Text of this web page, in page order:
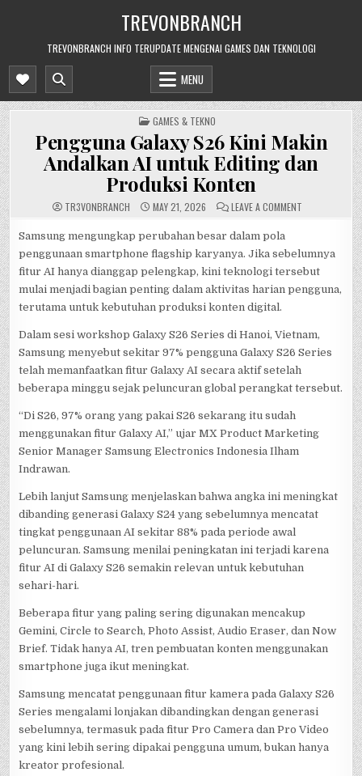
TREVONBRANCH
TREVONBRANCH INFO TERUPDATE MENGENAI GAMES DAN TEKNOLOGI
MENU
POSTED
IN
GAMES & TEKNO
Pengguna Galaxy S26 Kini Makin
Andalkan AI untuk Editing dan
Produksi Konten
TR3V0NBRANCH MAY 21, 2026 LEAVE A COMMENTON
MAKIN
ANDALKAN
AI
EDITING
Samsung mengungkap perubahan besar dalam pola
penggunaan smartphone flagship karyanya. Jika sebelumnya
fitur AI hanya dianggap pelengkap, kini teknologi tersebut
mulai menjadi bagian penting dalam aktivitas harian pengguna,
terutama untuk kebutuhan produksi konten digital.
Dalam sesi workshop Galaxy S26 Series di Hanoi, Vietnam,
Samsung menyebut sekitar 97% pengguna Galaxy S26 Series
telah memanfaatkan fitur Galaxy AI secara aktif setelah
beberapa minggu sejak peluncuran global perangkat tersebut.
“Di S26, 97% orang yang pakai S26 sekarang itu sudah
menggunakan fitur Galaxy AI,” ujar MX Product Marketing
Senior Manager Samsung Electronics Indonesia Ilham
Indrawan.
Lebih lanjut Samsung menjelaskan bahwa angka ini meningkat
dibanding generasi Galaxy S24 yang sebelumnya mencatat
tingkat penggunaan AI sekitar 88% pada periode awal
peluncuran. Samsung menilai peningkatan ini terjadi karena
fitur AI di Galaxy S26 semakin relevan untuk kebutuhan
sehari-hari.
Beberapa fitur yang paling sering digunakan mencakup
Gemini, Circle to Search, Photo Assist, Audio Eraser, dan Now
Brief. Tidak hanya AI, tren pembuatan konten menggunakan
smartphone juga ikut meningkat.
Samsung mencatat penggunaan fitur kamera pada Galaxy S26
Series mengalami lonjakan dibandingkan dengan generasi
sebelumnya, termasuk pada fitur Pro Camera dan Pro Video
yang kini lebih sering dipakai pengguna umum, bukan hanya
kreator profesional.